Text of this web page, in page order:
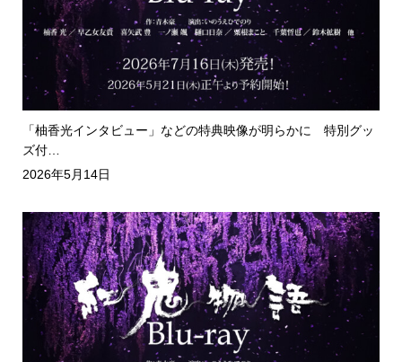
「柚香光インタビュー」などの特典映像が明らかに 特別グッ
ズ付…
2026年5月14日